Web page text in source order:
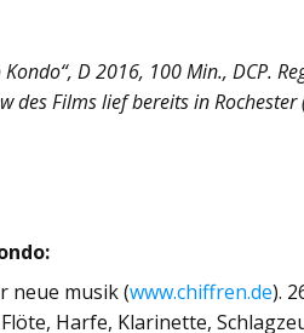
D 2016, 100 Min., DCP.
des Films lief bereits in
neue musik (www.chiffren.de).
Harfe, Klarinette,